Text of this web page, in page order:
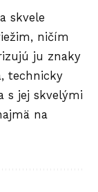
skvele
ničím
ju znaky
technicky
s jej skvelými
na